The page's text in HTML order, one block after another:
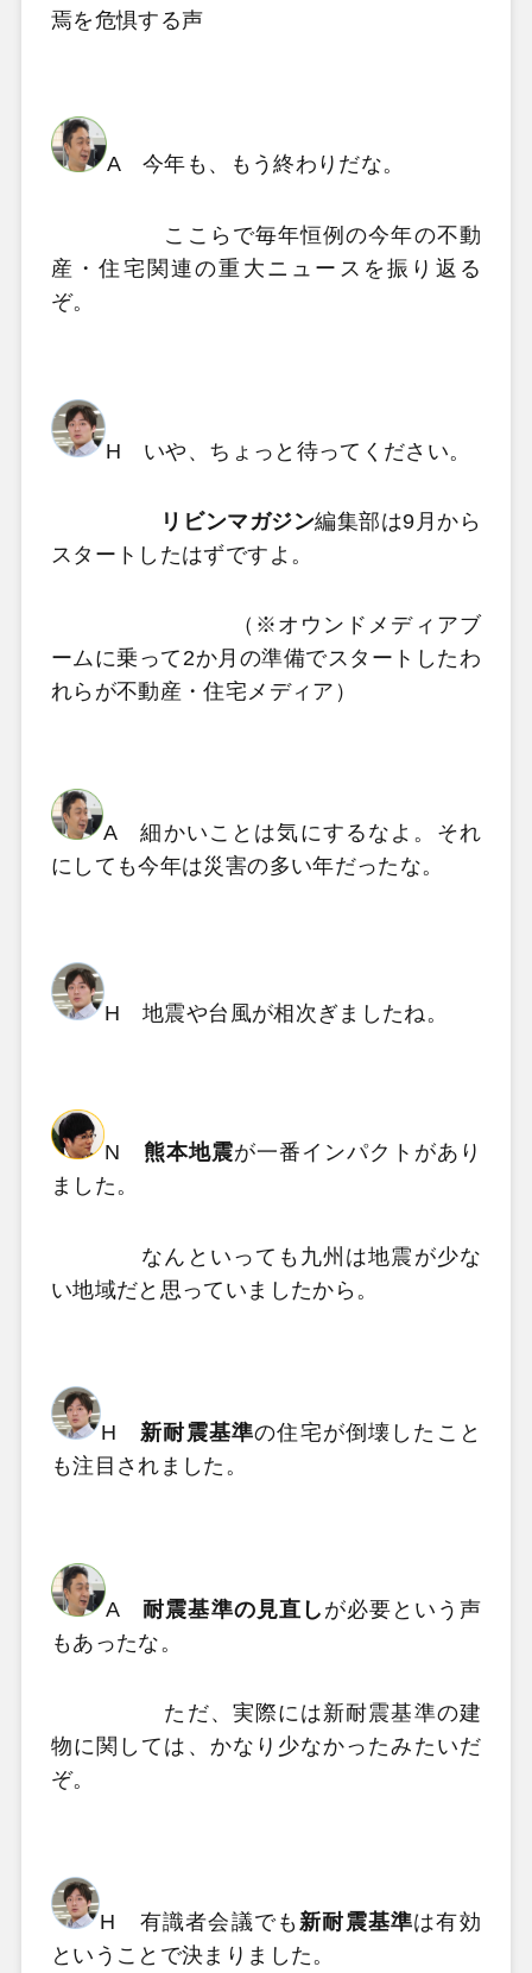
焉を危惧する声
A 今年も、もう終わりだな。
ここらで毎年恒例の今年の不動
産・住宅関連の重大ニュースを振り返る
ぞ。
H いや、ちょっと待ってください。
リビンマガジン編集部は9月から
スタートしたはずですよ。
（※オウンドメディアブ
ームに乗って2か月の準備でスタートしたわ
れらが不動産・住宅メディア）
A 細かいことは気にするなよ。それ
にしても今年は災害の多い年だったな。
H 地震や台風が相次ぎましたね。
N 熊本地震が一番インパクトがあり
ました。
なんといっても九州は地震が少な
い地域だと思っていましたから。
H新耐震基準の住宅が倒壊したこと
も注目されました。
A耐震基準の見直し が必要という声
もあったな。
ただ、実際には新耐震基準の建
物に関しては、かなり少なかったみたいだ
ぞ。
H 有識者会議でも 新耐震基準は有効
ということで決まりました。